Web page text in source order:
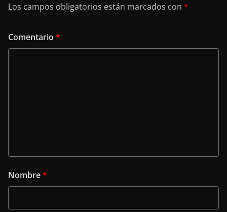
Los campos obligatorios están marcados con *
Comentario *
Nombre*